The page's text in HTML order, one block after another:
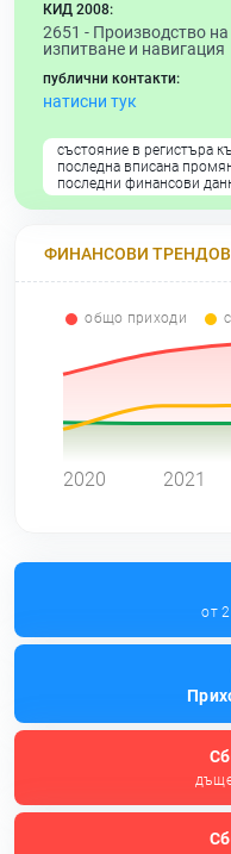
КИД 2008:
2651 - Производство
изпитване и навигация
публични контакти:
натисни тук
състояние в регистъра
последна вписана
последни финансови
ФИНАНСОВИ
общо приходи
2020 2021
от